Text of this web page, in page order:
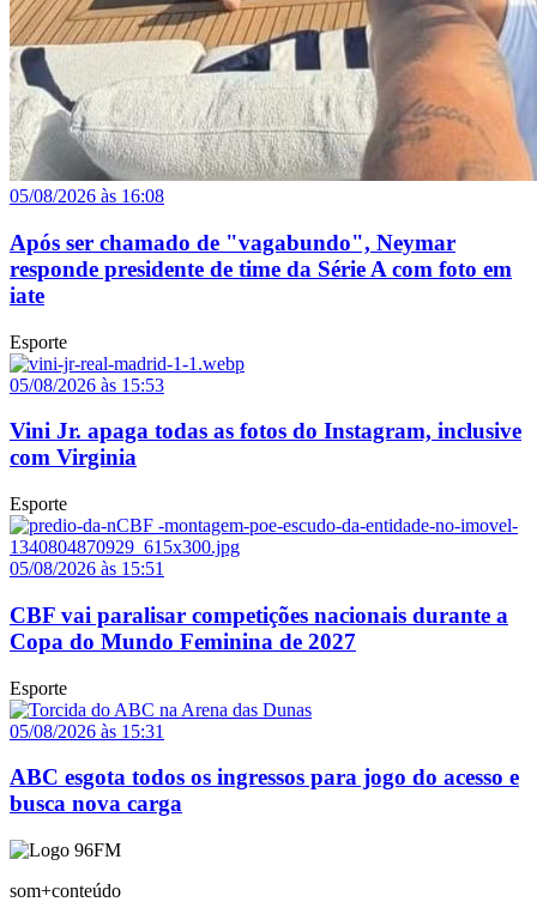
05/08/2026 às 16:08
Após ser chamado de "vagabundo", Neymar
responde presidente de time da Série A com foto em
iate
Esporte
05/08/2026 às 15:53
Vini Jr. apaga todas as fotos do Instagram, inclusive
com Virginia
Esporte
05/08/2026 às 15:51
CBF vai paralisar competições nacionais durante a
Copa do Mundo Feminina de 2027
Esporte
05/08/2026 às 15:31
ABC esgota todos os ingressos para jogo do acesso e
busca nova carga
som+conteúdo